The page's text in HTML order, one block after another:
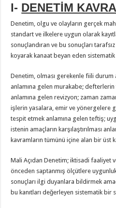
I- DENETİM
Denetim, olgu ve olayların gerçek
standart ve ilkelere uygun olarak
sonuçlandıran ve bu sonuçları
koyarak kanaat beyan eden sistematik
Denetim, olması gerekenle fiili durum
anlamına gelen murakabe; defterlerin
anlamına gelen revizyon; zaman
işlerin yasalara, emir ve yönergelere
tespit etmek anlamına gelen teftiş;
istenin amaçların karşılaştırılması
kavramların tümünü içine alan bir üst
Mali Açıdan Denetim; iktisadi faaliyet
önceden saptanmış ölçütlere
sonuçları ilgi duyanlara bildirmek
bu kanıtları değerleyen sistematik bir